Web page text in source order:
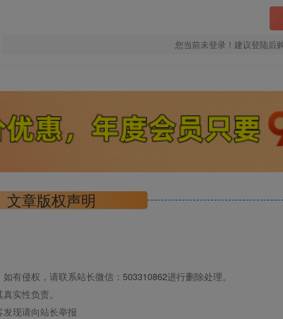
您当前未登录！建议登陆后
文章版权声明
有侵权，请联系站长微信： 503310862进行删除处理。
实性负责。
现请向站长举报